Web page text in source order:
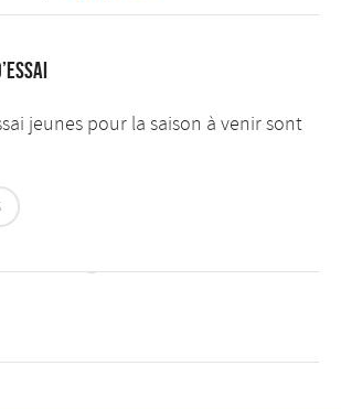
jeunes pour la saison à venir sont